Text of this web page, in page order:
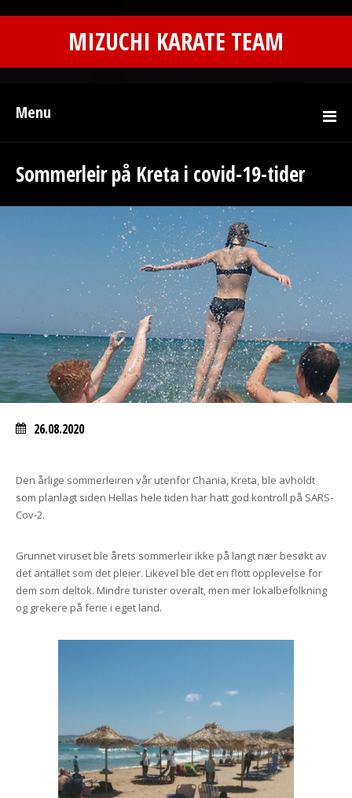
MIZUCHI KARATE TEAM
Menu
Sommerleir på Kreta i covid-19-tider
26.08.2020
Den årlige sommerleiren vår utenfor Chania, Kreta, ble avholdt
som planlagt siden Hellas hele tiden har hatt god kontroll på SARS-
Cov-2.
Grunnet viruset ble årets sommerleir ikke på langt nær besøkt av
det antallet som det pleier. Likevel ble det en flott opplevelse for
dem som deltok. Mindre turister overalt, men mer lokalbefolkning
og grekere på ferie i eget land.